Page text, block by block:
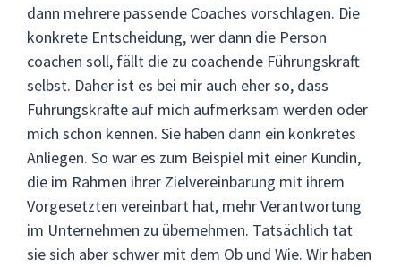
dann mehrere passende Coaches vorschlagen. Die
konkrete Entscheidung, wer dann die Person
coachen soll, fällt die zu coachende Führungskraft
selbst. Daher ist es bei mir auch eher so, dass
Führungskräfte auf mich aufmerksam werden oder
mich schon kennen. Sie haben dann ein konkretes
Anliegen. So war es zum Beispiel mit einer Kundin,
die im Rahmen ihrer Zielvereinbarung mit ihrem
Vorgesetzten vereinbart hat, mehr Verantwortung
im Unternehmen zu übernehmen. Tatsächlich tat
sie sich aber schwer mit dem Ob und Wie. Wir haben